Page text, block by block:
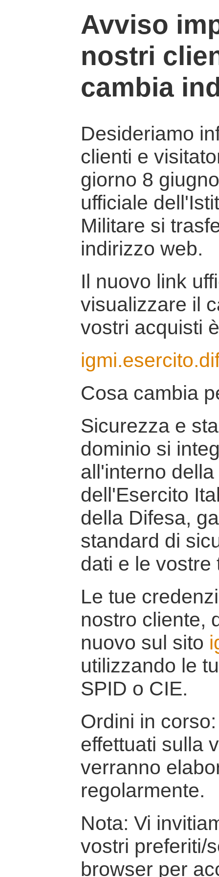
Avviso
nostri
cambia
Desideriamo
clienti e
giorno 8
ufficiale
Militare si
indirizzo web.
Il nuovo link
visualizzare il
vostri acquisti
Cosa cambia
Sicurezza e
dominio si
all'interno
dell'Esercito
della Difesa,
standard di
dati e le vostre
Le tue
nostro cliente,
nuovo sul sito
utilizzando le
SPID o CIE.
Ordini in
effettuati sulla
verranno
regolarmente.
Nota: Vi
vostri preferiti/
browser per